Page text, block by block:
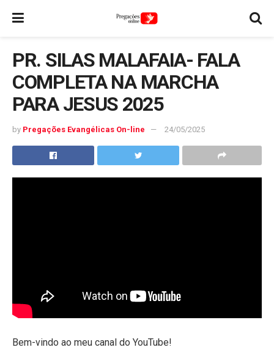
PR. SILAS MALAFAIA- FALA
COMPLETA NA MARCHA
PARA JESUS 2025
by Pregações Evangélicas On-line 24/05/2025
Bem-vindo ao meu canal do YouTube!